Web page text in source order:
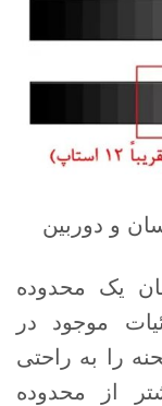
و دوربین
یک محدوده
موجود در
را به راحتی
از محدوده